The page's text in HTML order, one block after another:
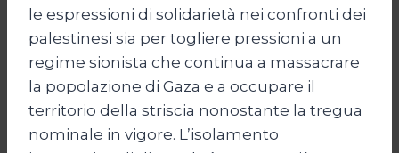
le espressioni di solidarietà nei confronti dei
palestinesi sia per togliere pressioni a un
regime sionista che continua a massacrare
la popolazione di Gaza e a occupare il
territorio della striscia nonostante la tregua
nominale in vigore. L’isolamento